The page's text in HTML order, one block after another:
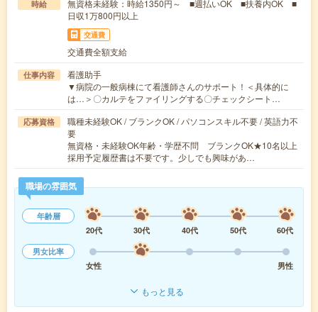
時給
無資格未経験：時給1350円～ ■週払いOK ■扶養内OK ■
日収1万800円以上
交通費
交通費全額支給
仕事内容
看護助手
▼病院の一般病棟にて看護師さんのサポート！＜具体的に
は…＞〇カルテをファイリングする〇チェックシート…
応募資格
職種未経験OK / ブランクOK / パソコンスキル不要 / 英語力不
要
無資格・未経験OK年齢・学歴不問 ブランクOK★10名以上
採用予定履歴書は不要です。少しでも興味があ…
職場の雰囲気
年齢層
20代
30代 40代 50代
60代
男女比率
女性
男性
もっと見る